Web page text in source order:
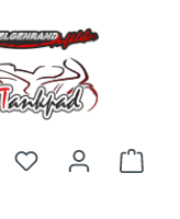
Du hast 0